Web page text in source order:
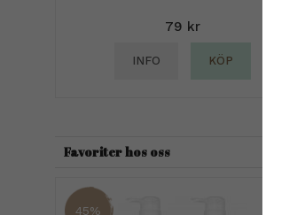
79 kr
INFO KÖP
Favoriter hos oss
45%